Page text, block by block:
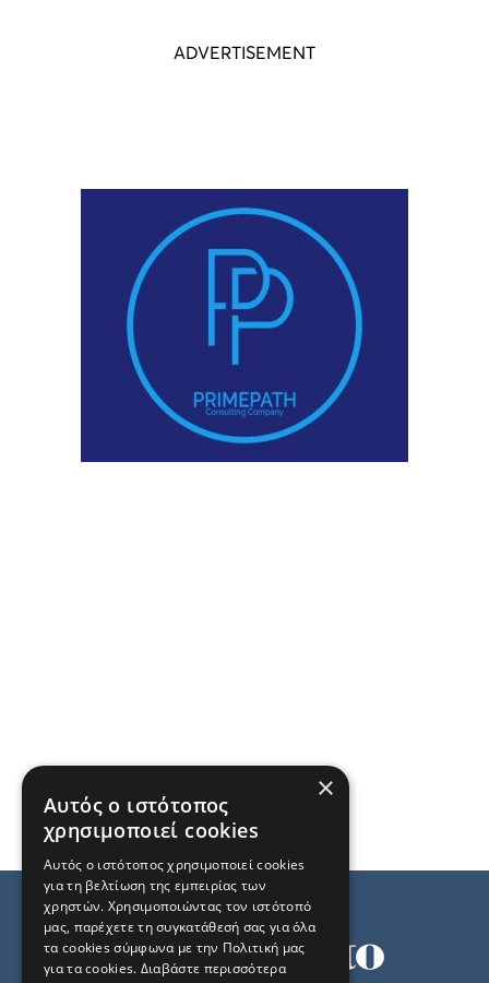
×
Αυτός ο ιστότοπος
χρησιμοποιεί cookies
Αυτός ο ιστότοπος χρησιμοποιεί cookies
για τη βελτίωση της εμπειρίας των
χρηστών. Χρησιμοποιώντας τον ιστότοπό
μας, παρέχετε τη συγκατάθεσή σας για όλα
τα cookies σύμφωνα με την Πολιτική μας
για τα cookies. Διαβάστε περισσότερα